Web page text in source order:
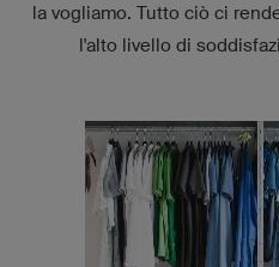
la vogliamo. Tutto ciò ci
l'alto livello di